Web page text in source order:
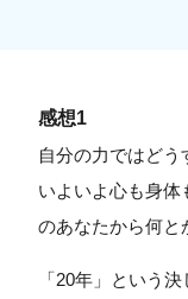
感想1
自分の力ではど
いよいよ心も身
のあなたから何と
「20年」という